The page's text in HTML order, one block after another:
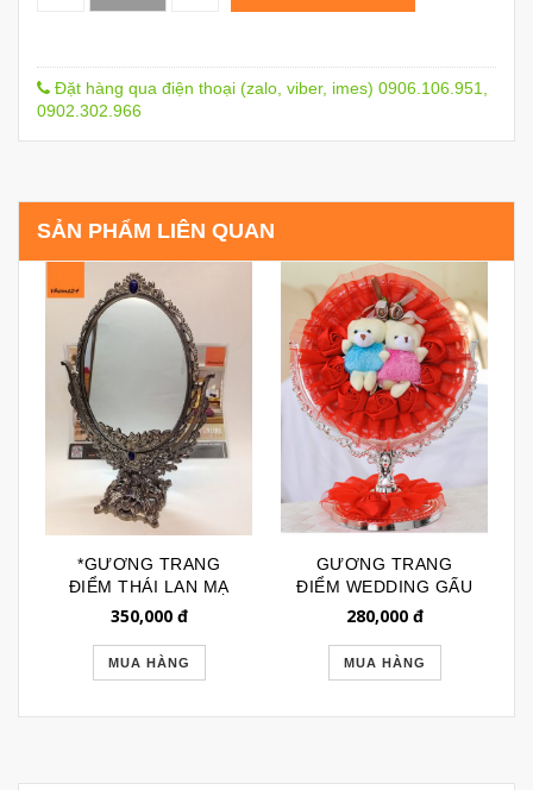
Đặt hàng qua điện thoại (zalo, viber, imes) 0906.106.951,
0902.302.966
SẢN PHẨM LIÊN QUAN
*GƯƠNG TRANG
ĐIỂM THÁI LAN MẠ
ĐỒNG SIZE L 096
350,000đ
MUA HÀNG
GƯƠNG TRANG
ĐIỂM WEDDING GẤU
TRÒN 086
280,000đ
MUA HÀNG